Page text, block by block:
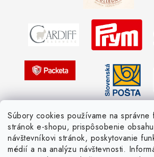
Súbory cookies používame na správne
stránok e-shopu, prispôsobenie
návštevníkovi stránok, poskytovanie
médií a na analýzu návštevnosti.
Žiadosť dotknutej osoby
Pletený slovník anglicky-česky
Pletený slovník česky-anglicky